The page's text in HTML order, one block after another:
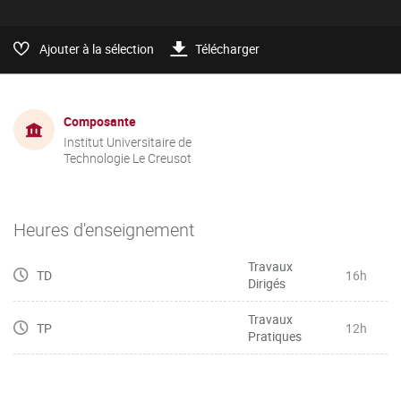
Ajouter à la sélection Télécharger
Composante
Institut Universitaire de
Technologie Le Creusot
Heures d'enseignement
TD
Travaux
Dirigés
16h
TP
Travaux
Pratiques
12h